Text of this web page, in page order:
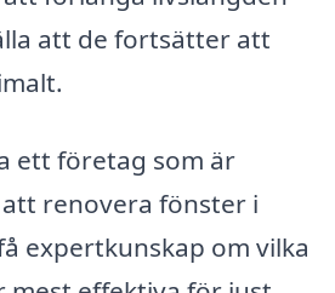
att de fortsätter att
ett företag som är
renovera fönster i
expertkunskap om vilka